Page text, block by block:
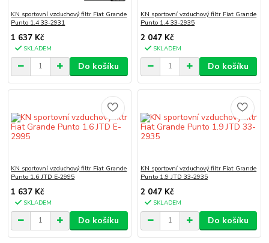
KN sportovní vzduchový filtr Fiat Grande
Punto 1.4 33-2931
1 637 Kč
SKLADEM
Do košíku
KN sportovní vzduchový filtr Fiat Grande
Punto 1.4 33-2935
2 047 Kč
SKLADEM
Do košíku
KN sportovní vzduchový filtr Fiat Grande
Punto 1.6 JTD E-2995
1 637 Kč
SKLADEM
Do košíku
KN sportovní vzduchový filtr Fiat Grande
Punto 1.9 JTD 33-2935
2 047 Kč
SKLADEM
Do košíku